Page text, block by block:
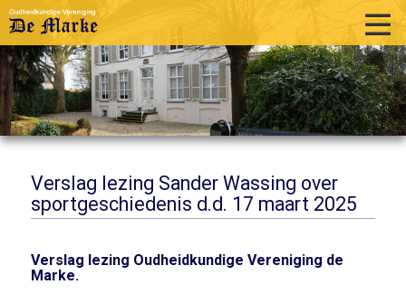
home
historie
activiteiten
over ons
Verslag lezing Sander Wassing over
sportgeschiedenis d.d. 17 maart 2025
Verslag lezing Oudheidkundige Vereniging de
Marke.